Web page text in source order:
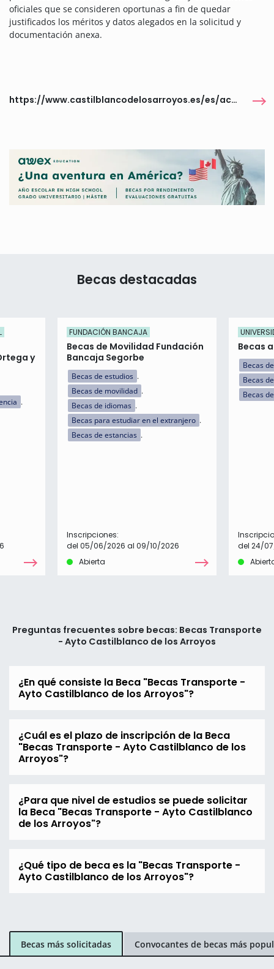
oficiales que se consideren oportunas a fin de quedar
justificados los méritos y datos alegados en la solicitud y
documentación anexa.
https://www.castilblancodelosarroyos.es/es/actualidad/noticias/Juventud-abre-el-plazo-para-solicitar-las-ayudas-locales-al-transporte-escolar/
Becas destacadas
y
FUNDACIÓN BANCAJA
Becas de Movilidad Fundación
Bancaja Segorbe
Becas de estudios
Becas de movilidad
Becas de idiomas
Becas para estudiar en el extranjero
Becas de estancias
Inscripciones:
del 05/06/2026 al 09/10/2026
Abierta
Becas
Becas
Becas
Becas
del 24/
Preguntas frecuentes sobre becas: Becas Transporte
- Ayto Castilblanco de los Arroyos
¿En qué consiste la Beca "Becas Transporte -
Ayto Castilblanco de los Arroyos"?
¿Cuál es el plazo de inscripción de la Beca
"Becas Transporte - Ayto Castilblanco de los
Arroyos"?
¿Para que nivel de estudios se puede solicitar
la Beca "Becas Transporte - Ayto Castilblanco
de los Arroyos"?
¿Qué tipo de beca es la "Becas Transporte -
Ayto Castilblanco de los Arroyos"?
Becas más solicitadas Convocantes de becas más